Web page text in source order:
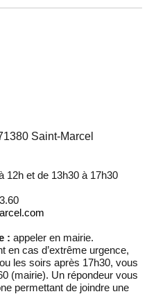
Saint-Marcel
12h et de 13h30 à 17h30
: appeler en mairie.
en cas d’extrême urgence,
les soirs après 17h30, vous
(mairie). Un répondeur vous
permettant de joindre une